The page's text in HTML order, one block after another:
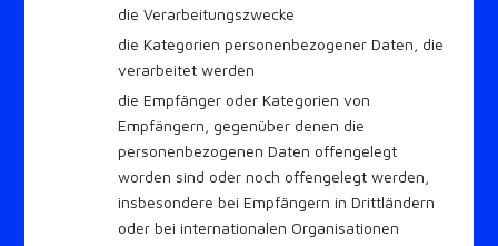
die Verarbeitungszwecke
die Kategorien personenbezogener Daten, die
verarbeitet werden
die Empfänger oder Kategorien von
Empfängern, gegenüber denen die
personenbezogenen Daten offengelegt
worden sind oder noch offengelegt werden,
insbesondere bei Empfängern in Drittländern
oder bei internationalen Organisationen